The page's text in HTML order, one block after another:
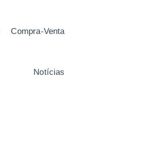
Compra-Venta
Notícias